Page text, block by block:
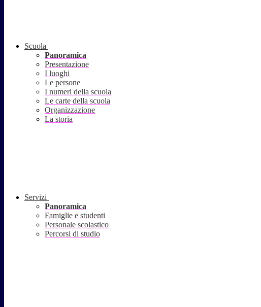
Scuola
Panoramica
Presentazione
I luoghi
Le persone
I numeri della scuola
Le carte della scuola
Organizzazione
La storia
Servizi
Panoramica
Famiglie e studenti
Personale scolastico
Percorsi di studio